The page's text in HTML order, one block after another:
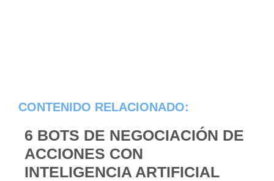
CONTENIDO RELACIONADO:
6 BOTS DE NEGOCIACIÓN DE
ACCIONES CON
INTELIGENCIA ARTIFICIAL